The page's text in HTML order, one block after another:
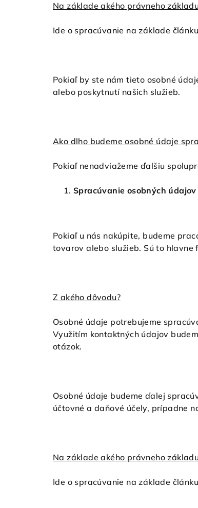
Na základe akého právneho
Ide o spracúvanie na základe
Pokiaľ by ste nám tieto osobné
alebo poskytnutí našich služieb.
Ako dlho budeme osobné údaje
Pokiaľ nenadviažeme ďalšiu
Spracúvanie osobných
Pokiaľ u nás nakúpite, budeme
tovarov alebo služieb. Sú to
Z akého dôvodu?
Osobné údaje potrebujeme
Využitím kontaktných údajov
otázok.
Osobné údaje budeme ďalej
účtovné a daňové účely, prípadne
Na základe akého právneho
Ide o spracúvanie na základe